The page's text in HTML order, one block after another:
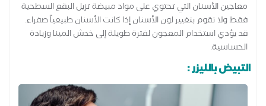
معاجين الأسنان التي تحتوي على مواد مبيضة تزيل البقع السطحية
فقط ولا تقوم بتغيير لون الأسنان إذا كانت الأسنان طبيعياً صفراء.
قد يؤدي استخدام المعجون لفترة طويلة إلى خدش المينا وزيادة
الحساسية.
التبيض بالليزر :